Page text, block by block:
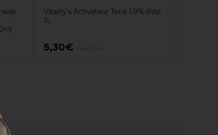
Vitality's Activateur Tone 1.9%-6Vol
1L
5,30€